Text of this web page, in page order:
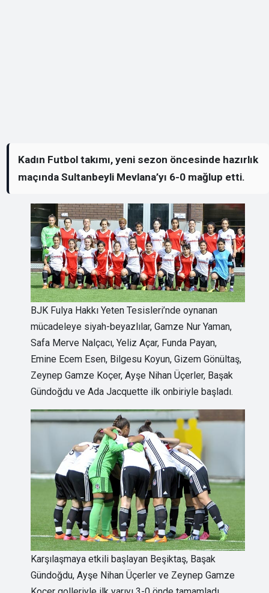
Kadın Futbol takımı, yeni sezon öncesinde hazırlık
maçında Sultanbeyli Mevlana’yı 6-0 mağlup etti.
BJK Fulya Hakkı Yeten Tesisleri’nde oynanan
mücadeleye siyah-beyazlılar, Gamze Nur Yaman,
Safa Merve Nalçacı, Yeliz Açar, Funda Payan,
Emine Ecem Esen, Bilgesu Koyun, Gizem Gönültaş,
Zeynep Gamze Koçer, Ayşe Nihan Üçerler, Başak
Gündoğdu ve Ada Jacquette ilk onbiriyle başladı.
Karşılaşmaya etkili başlayan Beşiktaş, Başak
Gündoğdu, Ayşe Nihan Üçerler ve Zeynep Gamze